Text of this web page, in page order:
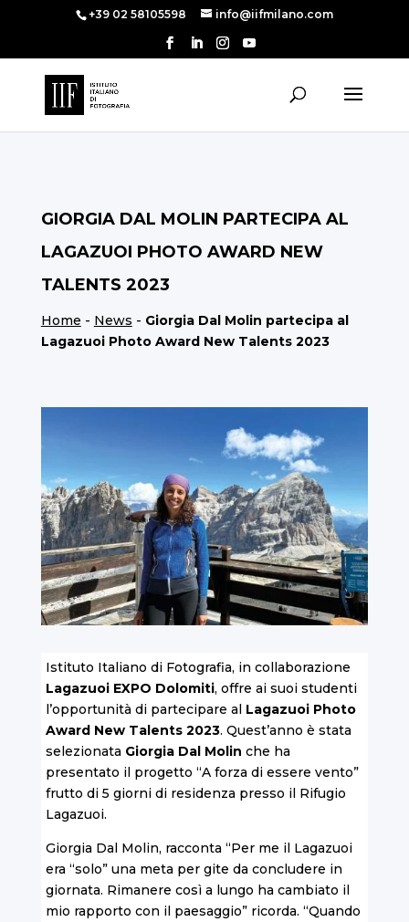
+39 02 58105598 info@iifmilano.com
GIORGIA DAL MOLIN PARTECIPA AL
LAGAZUOI PHOTO AWARD NEW
TALENTS 2023
Home - News - Giorgia Dal Molin partecipa al
Lagazuoi Photo Award New Talents 2023
Istituto Italiano di Fotografia, in collaborazione
Lagazuoi EXPO Dolomiti, offre ai suoi studenti
l’opportunità di partecipare al Lagazuoi Photo
Award New Talents 2023. Quest’anno è stata
selezionata Giorgia Dal Molin che ha
presentato il progetto “A forza di essere vento”
frutto di 5 giorni di residenza presso il Rifugio
Lagazuoi.
Giorgia Dal Molin, racconta “Per me il Lagazuoi
era “solo” una meta per gite da concludere in
giornata. Rimanere così a lungo ha cambiato il
mio rapporto con il paesaggio” ricorda. “Quando